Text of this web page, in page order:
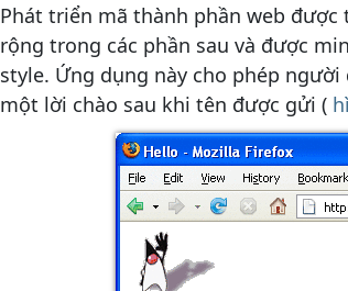
Phát triển mã thành phần web
rộng trong các phần sau và được
style. Ứng dụng này cho phép
một lời chào sau khi tên được gửi (